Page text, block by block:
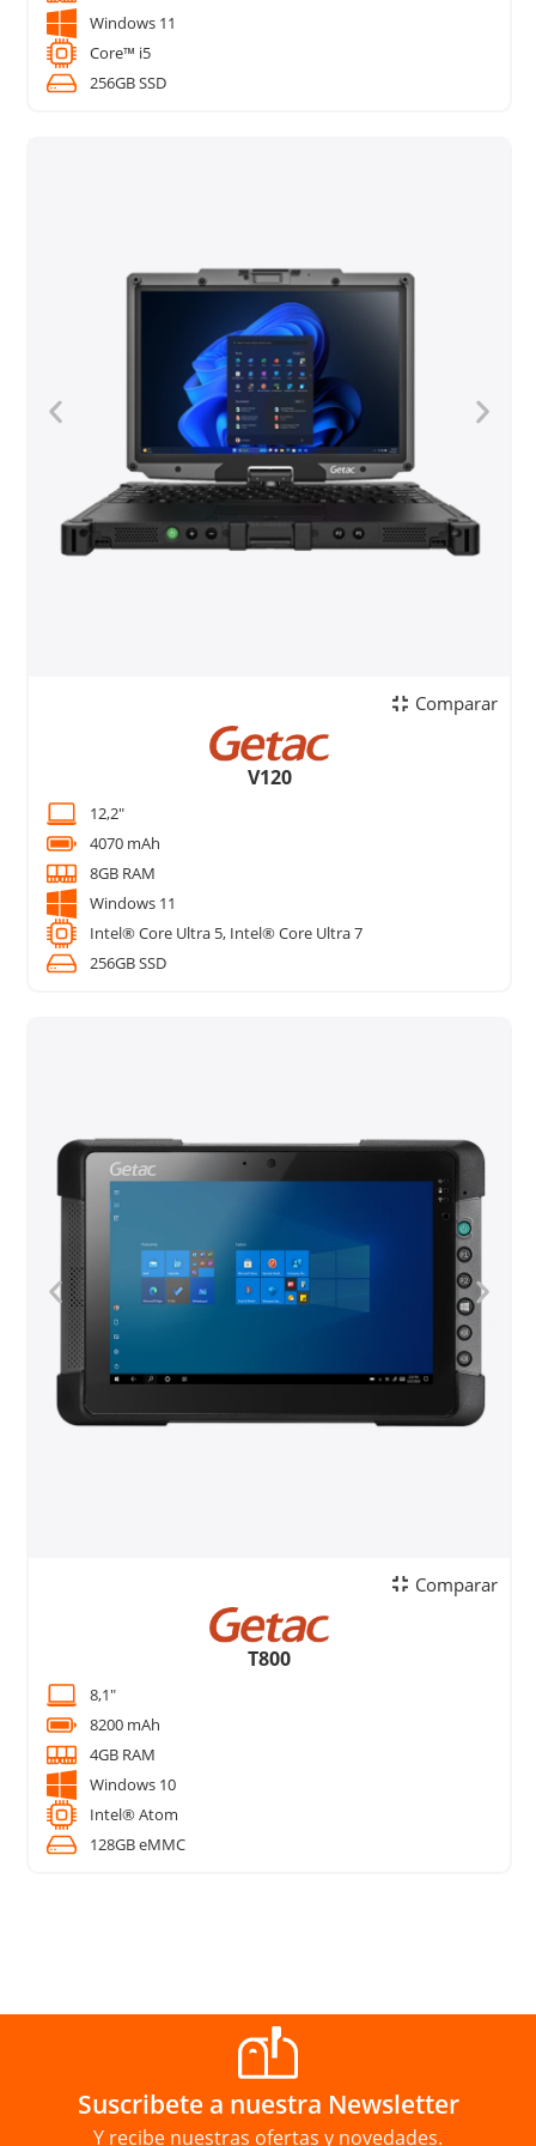
Windows 11
Core™ i5
256GB SSD
Comparar
V120
12,2"
4070 mAh
8GB RAM
Windows 11
Intel® Core Ultra 5, Intel® Core Ultra 7
256GB SSD
Comparar
T800
8,1"
8200 mAh
4GB RAM
Windows 10
Intel® Atom
128GB eMMC
Suscribete a nuestra Newsletter
Y recibe nuestras ofertas y novedades.